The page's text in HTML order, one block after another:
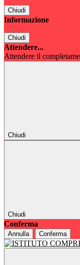
Chiudi
Informazione
Chiudi
Attendere...
Attendere il
Chiudi
Chiudi
Conferma
Annulla Conferma